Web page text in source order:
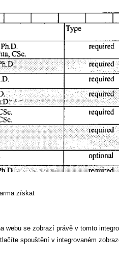
získat
se zobrazí právě v tomto
spouštění v integrovaném